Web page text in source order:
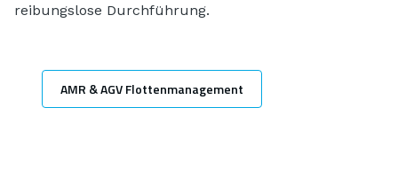
reibungslose Durchführung.
AMR & AGV Flottenmanagement